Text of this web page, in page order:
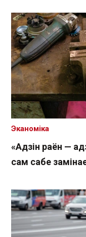
«Адзін раён —
сам сабе
Эканоміка